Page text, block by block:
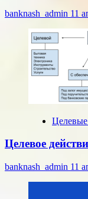
banknash_admin 11
Целевое
banknash_admin 11